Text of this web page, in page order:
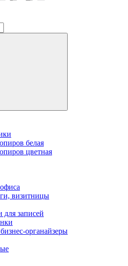
белая
цветная
визитницы
для записей
органайзеры